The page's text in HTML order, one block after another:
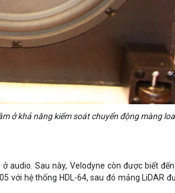
ở khả năng kiểm soát chuyển động màng
audio. Sau này, Velodyne còn được biết
với hệ thống HDL-64, sau đó mảng LiDAR